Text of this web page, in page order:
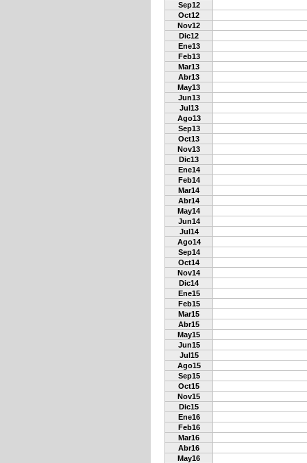
Sep12
Oct12
Nov12
Dic12
Ene13
Feb13
Mar13
Abr13
May13
Jun13
Jul13
Ago13
Sep13
Oct13
Nov13
Dic13
Ene14
Feb14
Mar14
Abr14
May14
Jun14
Jul14
Ago14
Sep14
Oct14
Nov14
Dic14
Ene15
Feb15
Mar15
Abr15
May15
Jun15
Jul15
Ago15
Sep15
Oct15
Nov15
Dic15
Ene16
Feb16
Mar16
Abr16
May16